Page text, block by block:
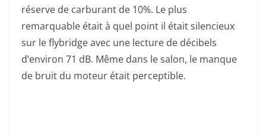
réserve de carburant de 10%. Le plus
remarquable était à quel point il était silencieux
sur le flybridge avec une lecture de décibels
d’environ 71 dB. Même dans le salon, le manque
de bruit du moteur était perceptible.